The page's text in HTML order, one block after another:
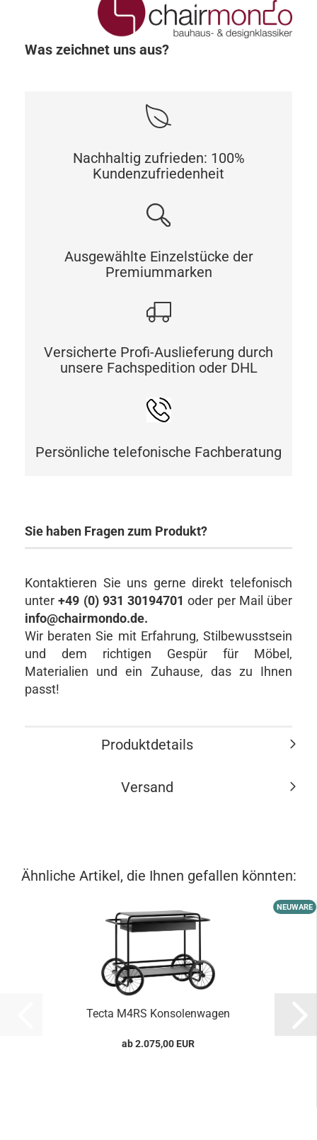
Was zeichnet uns aus?
Nachhaltig zufrieden: 100%
Kundenzufriedenheit
Ausgewählte Einzelstücke der
Premiummarken
Versicherte Profi-Auslieferung durch
unsere Fachspedition oder DHL
Persönliche telefonische Fachberatung
Sie haben Fragen zum Produkt?
Kontaktieren Sie uns gerne direkt telefonisch
unter +49 (0) 931 30194701 oder per Mail über
info@chairmondo.de.
Wir beraten Sie mit Erfahrung, Stilbewusstsein
und dem richtigen Gespür für Möbel,
Materialien und ein Zuhause, das zu Ihnen
passt!
Produktdetails
Versand
Ähnliche Artikel, die Ihnen gefallen könnten:
NEUWARE
Tecta M4RS Konsolenwagen
ab 2.075,00 EUR